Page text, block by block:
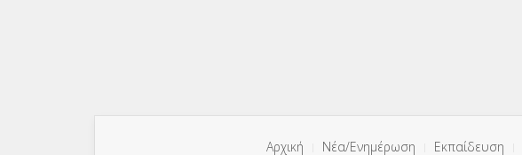
Αρχική Νέα/Ενημέρωση Εκπαίδευση